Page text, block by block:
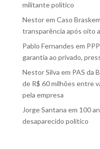
militante político
Nestorem Caso
transparência após oito
Pablo Fernandes em
garantia ao privado,
Nestor Silva em PAS da
de R$ 60 milhões entre
pela empresa
Jorge Santana em 100
desaparecido político